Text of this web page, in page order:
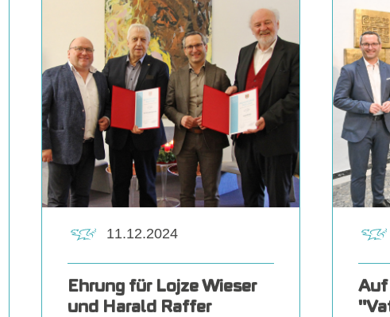
im Magistrat und auch
erweiterte Öffnungszeiten für
Apotheken waren weitere
wichtige Themen des
Stadtsenats.
MEHR+
Ehrung für Lojze Wieser
und Harald Raffer
11.12.2024
Auf